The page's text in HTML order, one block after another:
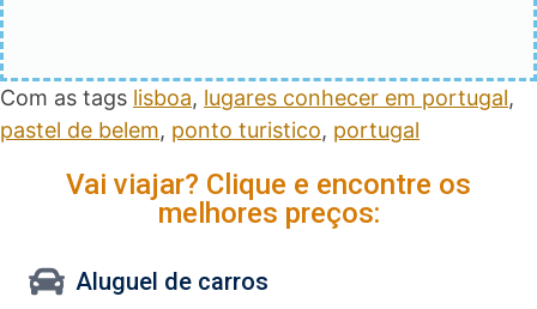
Com as tags lisboa, lugares conhecer em portugal,
pastel de belem, ponto turistico, portugal
Vai viajar? Clique e encontre os
melhores preços:
Aluguel de carros